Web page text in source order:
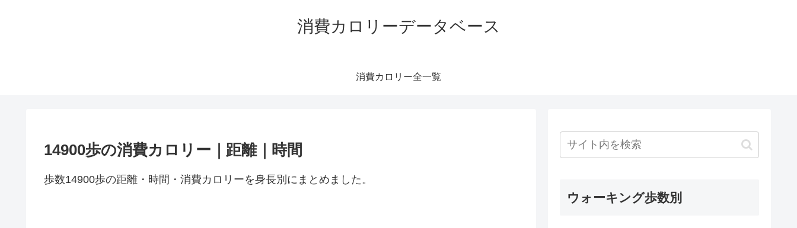
消費カロリーデータベース
消費カロリー全一覧
14900歩の消費カロリー｜距離｜時間
歩数14900歩の距離・時間・消費カロリーを身長別にまとめました。
ウォーキング歩数別